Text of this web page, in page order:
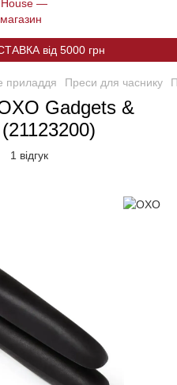
від 5000 грн
приладдя Преси для часнику
Gadgets &
1 відгук